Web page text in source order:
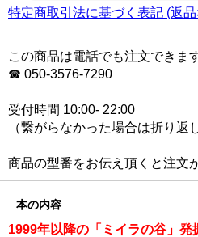
特定商取引法に基づく表記 (返
この商品は電話でも注文できます
☎ 050-3576-7290
受付時間 10:00- 22:00
（繋がらなかった場合は折り返
商品の型番をお伝え頂くと注文
本の内容
1999年以降の「ミイラの谷」発